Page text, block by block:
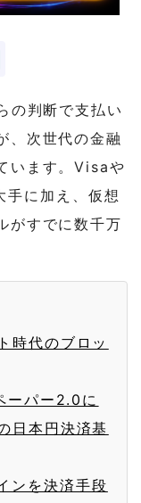
の判断で支払い
、次世代の金融
います。Visaや
に加え、仮想
がすでに数千万
時代のブロッ
ーパー2.0に
日本円決済基
ンを決済手段